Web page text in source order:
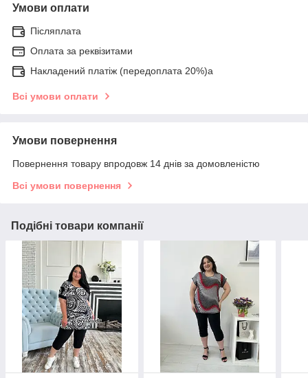
Умови оплати
Післяплата
Оплата за реквізитами
Накладений платіж (передоплата 20%)а
Всі умови оплати
Умови повернення
Повернення товару впродовж 14 днів за домовленістю
Всі умови повернення
Подібні товари компанії